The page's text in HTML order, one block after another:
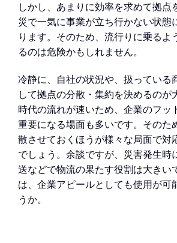
しかし、あまりに効率を求めて拠点
災で一気に事業が立ち行かない状態
ります。そのため、流行りに乗るよ
るのは危険かもしれません。
冷静に、自社の状況や、扱っている
して拠点の分散・集約を決めるのが
時代の流れが速いため、企業のフッ
重要になる場面も多いです。そのた
散させておくほうが様々な局面で対
でしょう。余談ですが、災害発生時
送などで物流の果たす役割は大きい
は、企業アピールとしても使用が可
うか。